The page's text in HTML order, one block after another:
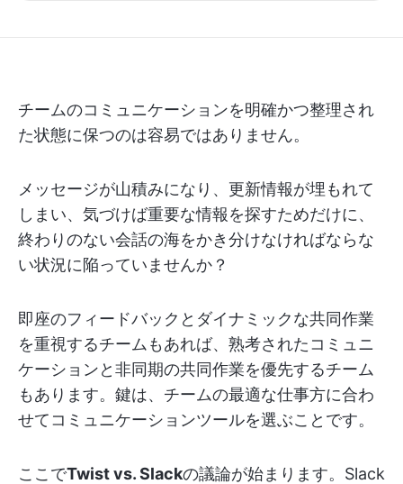
チームのコミュニケーションを明確かつ整理され
た状態に保つのは容易ではありません。
メッセージが山積みになり、更新情報が埋もれて
しまい、気づけば重要な情報を探すためだけに、
終わりのない会話の海をかき分けなければならな
い状況に陥っていませんか？
即座のフィードバックとダイナミックな共同作業
を重視するチームもあれば、熟考されたコミュニ
ケーションと非同期の共同作業を優先するチーム
もあります。鍵は、チームの最適な仕事方に合わ
せてコミュニケーションツールを選ぶことです。
ここでTwist vs. Slackの議論が始まります。Slack